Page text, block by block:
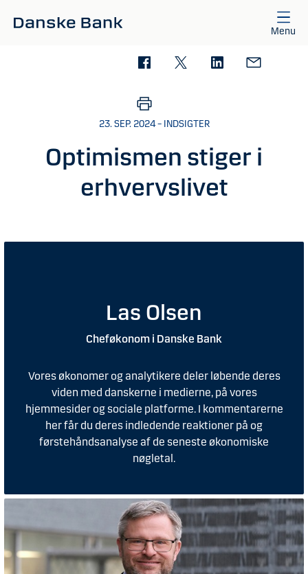
Menu
23. SEP. 2024 – INDSIGTER
Optimismen stiger i
erhvervslivet
Las Olsen
Cheføkonom i Danske Bank
Vores økonomer og analytikere deler løbende deres
viden med danskerne i medierne, på vores
hjemmesider og sociale platforme. I kommentarerne
her får du deres indledende reaktioner på og
førstehåndsanalyse af de seneste økonomiske
nøgletal.